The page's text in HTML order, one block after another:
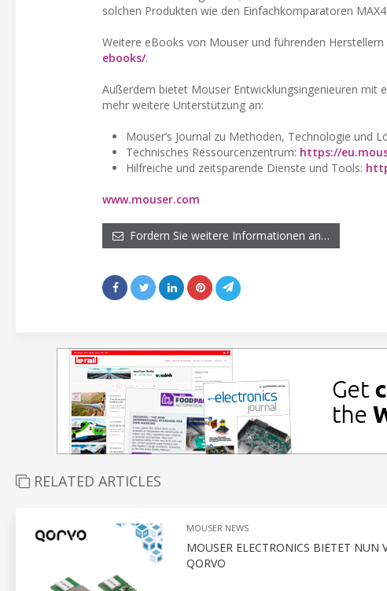
solchen Produkten wie den Einfachkomparatoren
Weitere eBooks von Mouser und führenden
ebooks/.
Außerdem bietet Mouser Entwicklungsingenieuren mit
mehr weitere Unterstützung an:
Mouser’s Journal zu Methoden, Technologie und
Technisches Ressourcenzentrum: https://
Hilfreiche und zeitsparende Dienste und Tools:
www.mouser.com
Fordern Sie weitere Informationen an…
RELATED ARTICLES
MOUSER NEWS
MOUSER ELECTRONICS BIETET NUN
QORVO